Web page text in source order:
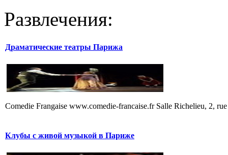
Развлечения:
Драматические театры Парижа
Comedie Frangaise www.comedie-francaise.fr Salle Richelieu, 2,
Клубы с живой музыкой в Париже